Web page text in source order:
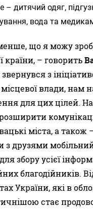
– дитячий одяг,
вода та
що я можу
країни, – говорить
з
місцевої влади, нам
для цих цілей.
міста, а також
з друзями
збору усієї
благодійників.
України, які в
стає